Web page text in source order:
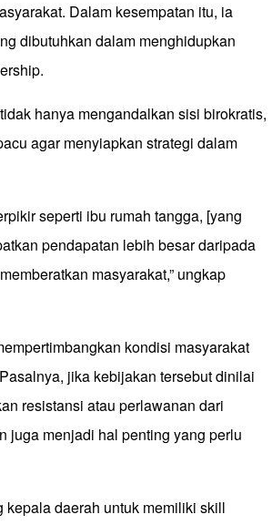
Dalam kesempatan itu, ia
dibutuhkan dalam menghidupkan
hanya mengandalkan sisi birokratis,
agar menyiapkan strategi dalam
seperti ibu rumah tangga, [yang
pendapatan lebih besar daripada
masyarakat,” ungkap
kondisi masyarakat
jika kebijakan tersebut dinilai
resistansi atau perlawanan dari
juga menjadi hal penting yang perlu
daerah untuk memiliki skill